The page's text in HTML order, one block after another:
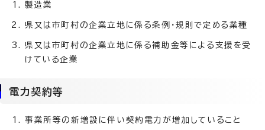
製造業
県又は市町村の企業立地に係る条例・規則で定める業種
県又は市町村の企業立地に係る補助金等による支援を受
けている企業
電力契約等
事業所等の新増設に伴い契約電力が増加していること